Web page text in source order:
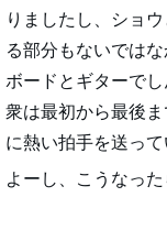
りましたし、ショ
る部分もないでは
ボードとギターで
衆は最初から最後
に熱い拍手を送って
よーし、こうなっ